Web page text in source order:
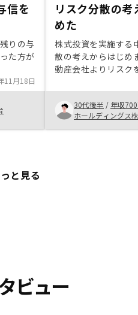
信を
りの与
た方が
11月18日
リスク分散の考
めた
株式投資を実施する
散の考えからはじめ
動産会社よりリスク
た資料整理をして
かな質問をしてもし
答や補足説明をし
頼して購入しました
30代後半 / 年収
ホールディングス
と見る
ビュー